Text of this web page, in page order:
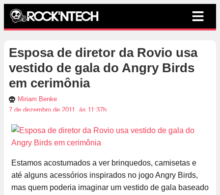
Esposa de diretor da Rovio usa
vestido de gala do Angry Birds
em cerimônia
Miriam Benke
7 de dezembro de 2011, às 11:37h
Estamos acostumados a ver brinquedos, camisetas e
até alguns acessórios inspirados no jogo Angry Birds,
mas quem poderia imaginar um vestido de gala baseado